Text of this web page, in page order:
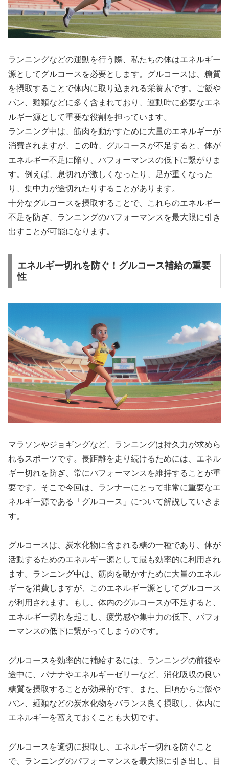
ランニングなどの運動を行う際、私たちの体はエネルギー
源としてグルコースを必要とします。 グルコースは、糖質
を摂取することで体内に取り込まれる栄養素です。ご飯や
パン、麺類などに多く含まれており、運動時に必要なエネ
ルギー源として重要な役割を担っています。
ランニング中は、筋肉を動かすために大量のエネルギーが
消費されますが、この時、グルコースが不足すると、体が
エネルギー不足に陥り、パフォーマンスの低下に繋がりま
す。 例えば、息切れが激しくなったり、足が重くなった
り、集中力が途切れたりすることがあります。
十分なグルコースを摂取することで、これらのエネルギー
不足を防ぎ、ランニングのパフォーマンスを最大限に引き
出すことが可能になります。
エネルギー切れを防ぐ！グルコース補給の重要
性
マラソンやジョギングなど、ランニングは持久力が求めら
れるスポーツです。長距離を走り続けるためには、 エネル
ギー切れを防ぎ、常にパフォーマンスを維持することが重
要です。そこで今回は、ランナーにとって非常に重要なエ
ネルギー源である「グルコース」について解説していきま
す。
グルコースは、炭水化物に含まれる糖の一種であり、 体が
活動するためのエネルギー源として最も効率的に利用 され
ます。ランニング中は、筋肉を動かすために大量のエネル
ギーを消費しますが、このエネルギー源としてグルコース
が利用されます。もし、体内のグルコースが不足すると、
エネルギー切れを起こし、疲労感や集中力の低下、パフォ
ーマンスの低下に繋がってしまうのです。
グルコースを効率的に補給するには、ランニングの前後や
途中に、バナナやエネルギーゼリーなど、消化吸収の良い
糖質を摂取することが効果的です。また、日頃からご飯や
パン、麺類などの炭水化物をバランス良く摂取し、体内に
エネルギーを蓄えておくことも大切です。
グルコースを適切に摂取し、エネルギー切れを防ぐこと
で、ランニングのパフォーマンスを最大限に引き出し、目